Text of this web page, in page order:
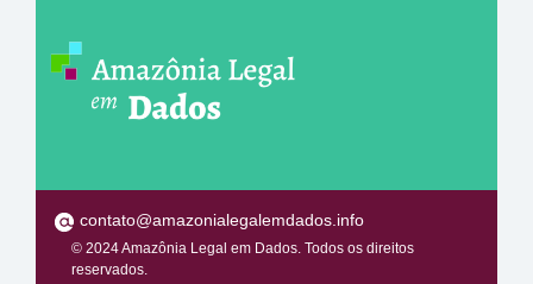
contato@amazonialegalemdados.info
© 2024 Amazônia Legal em Dados. Todos os direitos
reservados.